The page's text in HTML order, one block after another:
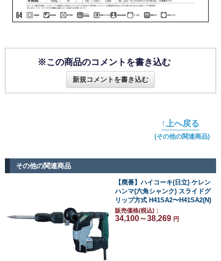
※この商品のコメントを書き込む
新規コメントを書き込む
↑上へ戻る
(その他の関連商品)
その他の関連商品
【廃番】ハイコーキ(日立) ケレン
ハンマ(六角シャンク) スライドグ
リップ方式 H41SA2〜H41SA2(N)
販売価格(税込)：
34,100～38,269 円